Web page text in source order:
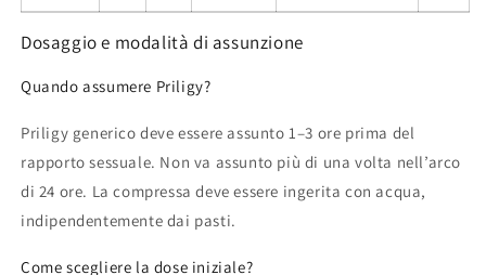
Dosaggio e modalità di assunzione
Quando assumere Priligy?
Priligy generico deve essere assunto 1–3 ore prima del
rapporto sessuale. Non va assunto più di una volta nell’arco
di 24 ore. La compressa deve essere ingerita con acqua,
indipendentemente dai pasti.
Come scegliere la dose iniziale?